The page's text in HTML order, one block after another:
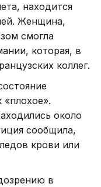
находится
Женщина,
смогла
которая, в
коллег.
около
сообщила,
крови или
в